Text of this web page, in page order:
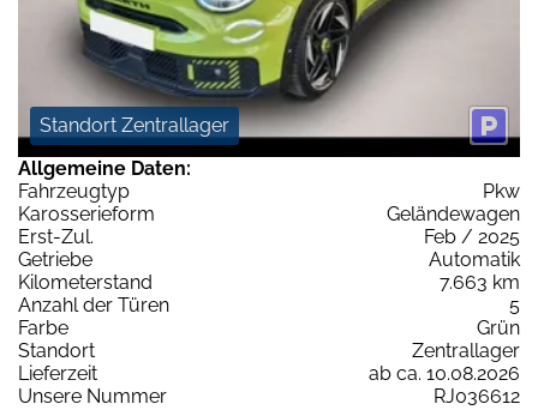
Standort Zentrallager
Allgemeine Daten:
Fahrzeugtyp
Pkw
Karosserieform
Geländewagen
Erst-Zul.
Feb / 2025
Getriebe
Automatik
Kilometerstand
7.663 km
Anzahl der Türen
5
Farbe
Grün
Standort
Zentrallager
Lieferzeit
ab ca. 10.08.2026
Unsere Nummer
RJ036612